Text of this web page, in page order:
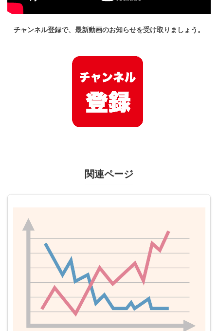
チャンネル登録で、最新動画のお知らせを受け取りましょう。
関連ページ